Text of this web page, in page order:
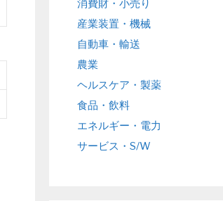
消費財・小売り
産業装置・機械
自動車・輸送
農業
ヘルスケア・製薬
食品・飲料
エネルギー・電力
サービス・S/W